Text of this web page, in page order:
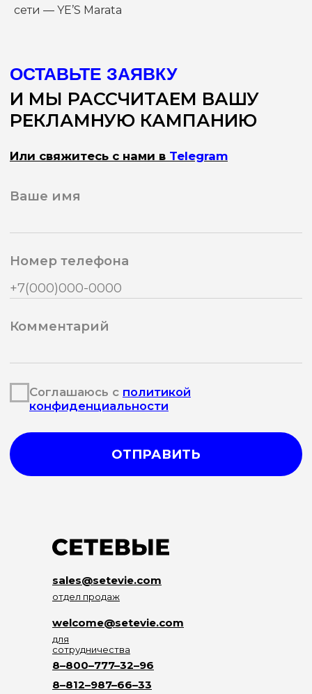
сети — YE’S Marata
отдел продаж
8–812–987–66–33
8–800–777–32–96
sales@setevie.com
для
сотрудничества
welcome@setevie.com